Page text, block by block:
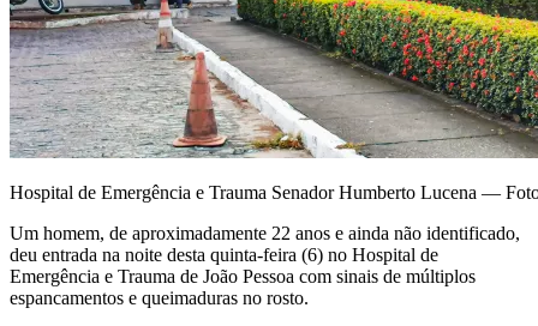
Hospital de Emergência e Trauma Senador Humberto Lucena —
Um homem, de aproximadamente 22 anos e ainda não identificado,
deu entrada na noite desta quinta-feira (6) no Hospital de
Emergência e Trauma de João Pessoa com sinais de múltiplos
espancamentos e queimaduras no rosto.